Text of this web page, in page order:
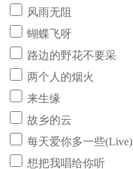
风雨无阻
蝴蝶飞呀
路边的野花不要采
两个人的烟火
来生缘
故乡的云
每天爱你多一些(Live)
想把我唱给你听